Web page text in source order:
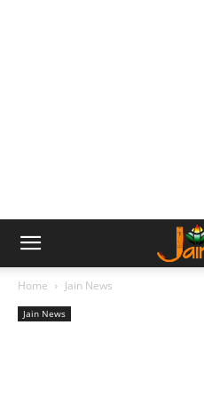
Home Jain News
Jain News